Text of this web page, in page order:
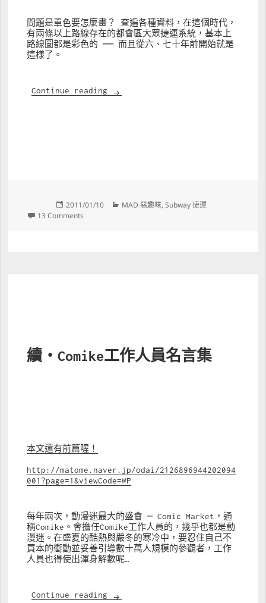
問題是單色要怎麼畫？ 查遍各種資料，在這個時代，
有兩條以上路線存在的都會區大眾捷運系統，基本上
路線圖都是彩色的 ── 而且從六、七十年前開始就是
這樣了。
Continue reading 臺北捷運路綫圖 復古版
Posted
on
2011/01/10 Categories
MAD 惡趣味, Subway 捷運
13 Comments
續‧Comike工作人員名言集
本文還有前篇喔！
http://matome.naver.jp/odai/2126896944202094
001?page=1&viewCode=WP
每年兩次，動漫迷最大的盛會 ─ Comic Market，通
稱Comike。會擔任Comike工作人員的，幾乎也都是動
漫迷。在盛夏的酷熱與嚴冬的寒冷中，要忍住自己不
買本的衝動並妥善引導數十萬人規模的參觀者，工作
人員也得使出渾身解數呢…
Continue reading 續‧Comike工作人員名言集